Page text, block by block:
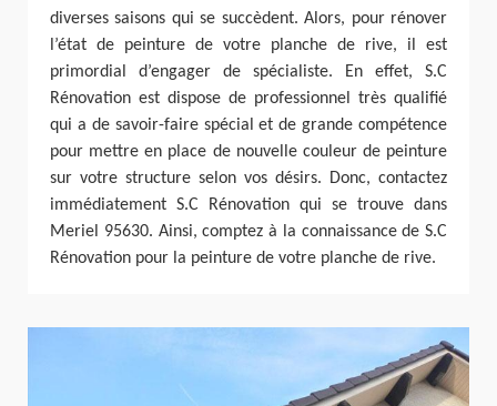
diverses saisons qui se succèdent. Alors, pour rénover
l’état de peinture de votre planche de rive, il est
primordial d’engager de spécialiste. En effet, S.C
Rénovation est dispose de professionnel très qualifié
qui a de savoir-faire spécial et de grande compétence
pour mettre en place de nouvelle couleur de peinture
sur votre structure selon vos désirs. Donc, contactez
immédiatement S.C Rénovation qui se trouve dans
Meriel 95630. Ainsi, comptez à la connaissance de S.C
Rénovation pour la peinture de votre planche de rive.